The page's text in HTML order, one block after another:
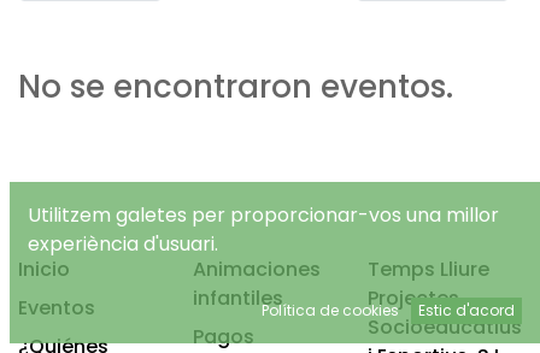
No se encontraron eventos.
Inicio
Eventos
¿Quiénes
Animaciones
infantiles
Pagos
Temps Lliure
Projectes
Socioeducatius
Utilitzem galetes per proporcionar-vos una millor
experiència d'usuari.
Política de cookies Estic d'acord